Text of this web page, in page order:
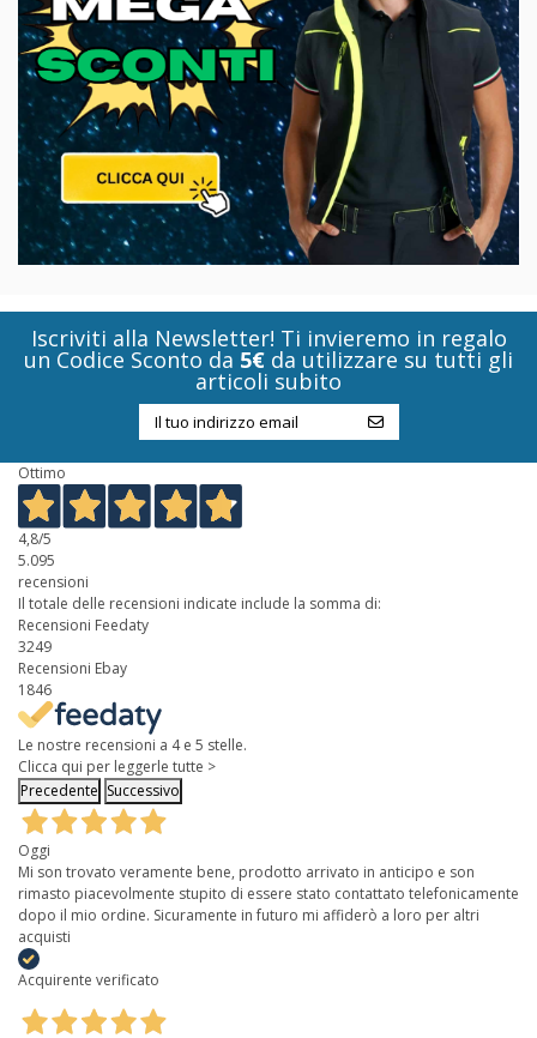
Iscriviti alla Newsletter! Ti invieremo in regalo
un Codice Sconto da 5€ da utilizzare su tutti gli
articoli subito
Ottimo
4,8/5
5.095
recensioni
Il totale delle recensioni indicate include la somma di:
Recensioni Feedaty
3249
Recensioni Ebay
1846
Le nostre recensioni a 4 e 5 stelle.
Clicca qui per leggerle tutte >
Precedente Successivo
Oggi
Mi son trovato veramente bene, prodotto arrivato in anticipo e son
rimasto piacevolmente stupito di essere stato contattato telefonicamente
dopo il mio ordine. Sicuramente in futuro mi affiderò a loro per altri
acquisti
Acquirente verificato